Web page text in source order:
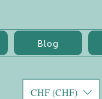
Blog
CHF (CHF)